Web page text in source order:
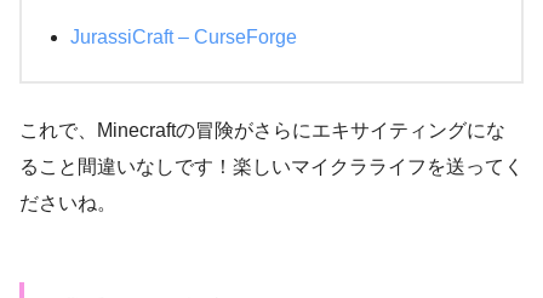
JurassiCraft – CurseForge
これで、Minecraftの冒険がさらにエキサイティングにな
ること間違いなしです！楽しいマイクラライフを送ってく
ださいね。